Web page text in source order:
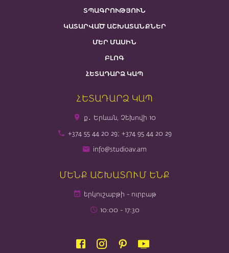
ՏՊԱԳՐՈՒԹՅՈՒՆ
ԿԱՏԱՐՎԱԾ ԱՇԽԱՏԱՆՔՆԵՐ
ՄԵՐ ՄԱՍԻՆ
ԲԼՈԳ
ՀԵՏԱԴԱՐՁ ԿԱՊ
ՀԵՏԱԴԱՐՁ ԿԱՊ
ք․ Երևան, Չեխովի 10
+374 55 44 20 29; +374 95 44 20 29
info@studioav.am
ՄԵՆՔ ԱՇԽԱՏՈՒՄ ԵՆՔ
երկուշաբթի - ուրբաթ
10։00 - 17։30